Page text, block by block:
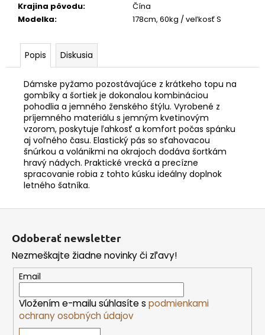
Krajina pôvodu:
Čína
Modelka: 178cm, 60kg / veľkosť S
Popis Diskusia
Dámske pyžamo pozostávajúce z krátkeho topu na
gombíky a šortiek je dokonalou kombináciou
pohodlia a jemného ženského štýlu. Vyrobené z
príjemného materiálu s jemným kvetinovým
vzorom, poskytuje ľahkosť a komfort počas spánku
aj voľného času. Elastický pás so sťahovacou
šnúrkou a volánikmi na okrajoch dodáva šortkám
hravý nádych. Praktické vrecká a precízne
spracovanie robia z tohto kúsku ideálny doplnok
letného šatníka.
Odoberať newsletter
Nezmeškajte žiadne novinky či zľavy!
Email
Vložením e-mailu súhlasíte s podmienkami
ochrany osobných údajov